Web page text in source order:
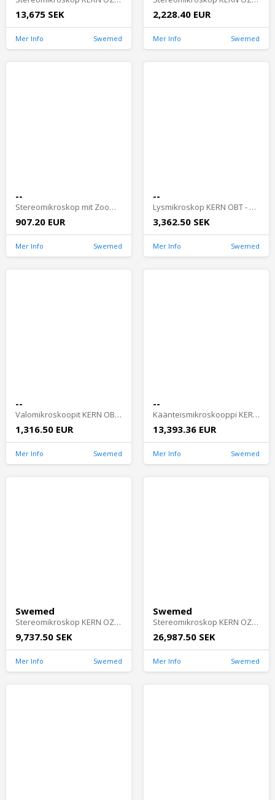
13,675 SEK
Mer Info Swemed
2,228.40 EUR
Mer Info Swemed
--
Stereomikroskop mit Zoom KERN OZL 451
907.20 EUR
Mer Info Swemed
--
Lysmikroskop KERN OBT - OBT 104
3,362.50 SEK
Mer Info Swemed
--
Valomikroskoopit KERN OBL 12 ja OBL 13 - OBL 127
1,316.50 EUR
Mer Info Swemed
--
Käänteismikroskooppi KERN OCM - OCM 166
13,393.36 EUR
Mer Info Swemed
Swemed
Stereomikroskop KERN OZL 46 - OZL 464
9,737.50 SEK
Mer Info Swemed
Swemed
Stereomikroskop KERN OZM 9 - OZM 982
26,987.50 SEK
Mer Info Swemed